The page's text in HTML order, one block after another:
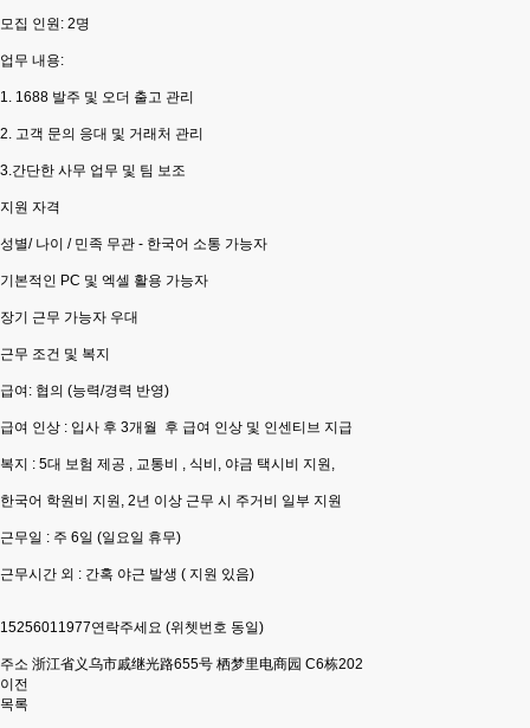
모집 인원: 2명
업무 내용:
1. 1688 발주 및 오더 출고 관리
2. 고객 문의 응대 및 거래처 관리
3.간단한 사무 업무 및 팀 보조
지원 자격
성별/ 나이 / 민족 무관 - 한국어 소통 가능자
기본적인 PC 및 엑셀 활용 가능자
장기 근무 가능자 우대
근무 조건 및 복지
급여: 협의 (능력/경력 반영)
급여 인상 : 입사 후 3개월 후 급여 인상 및 인센티브 지급
복지 : 5대 보험 제공 , 교통비 , 식비, 야금 택시비 지원,
한국어 학원비 지원, 2년 이상 근무 시 주거비 일부 지원
근무일 : 주 6일 (일요일 휴무)
근무시간 외 : 간혹 야근 발생 ( 지원 있음)
15256011977연락주세요 (위쳇번호 동일)
주소 浙江省义乌市戚继光路655号 栖梦里电商园 C6栋202
이전
목록